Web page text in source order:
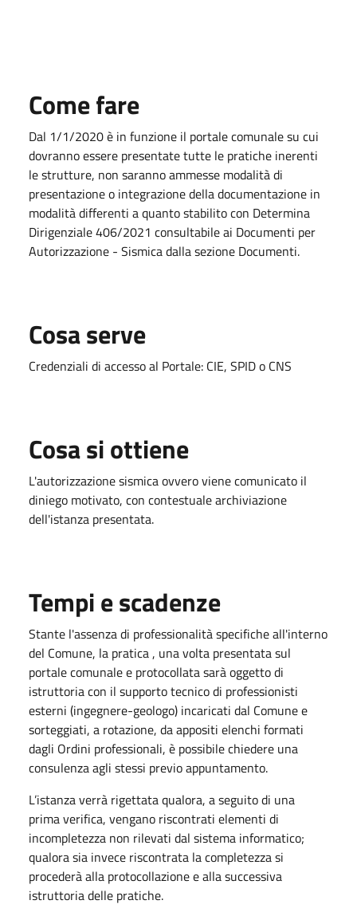
Come fare
Dal 1/1/2020 è in funzione il portale comunale su cui
dovranno essere presentate tutte le pratiche inerenti
le strutture, non saranno ammesse modalità di
presentazione o integrazione della documentazione in
modalità differenti a quanto stabilito con Determina
Dirigenziale 406/2021 consultabile ai Documenti per
Autorizzazione - Sismica dalla sezione Documenti.
Cosa serve
Credenziali di accesso al Portale: CIE, SPID o CNS
Cosa si ottiene
L'autorizzazione sismica ovvero viene comunicato il
diniego motivato, con contestuale archiviazione
dell'istanza presentata.
Tempi e scadenze
Stante l'assenza di professionalità specifiche all'interno
del Comune, la pratica , una volta presentata sul
portale comunale e protocollata sarà oggetto di
istruttoria con il supporto tecnico di professionisti
esterni (ingegnere-geologo) incaricati dal Comune e
sorteggiati, a rotazione, da appositi elenchi formati
dagli Ordini professionali, è possibile chiedere una
consulenza agli stessi previo appuntamento.
L’istanza verrà rigettata qualora, a seguito di una
prima verifica, vengano riscontrati elementi di
incompletezza non rilevati dal sistema informatico;
qualora sia invece riscontrata la completezza si
procederà alla protocollazione e alla successiva
istruttoria delle pratiche.